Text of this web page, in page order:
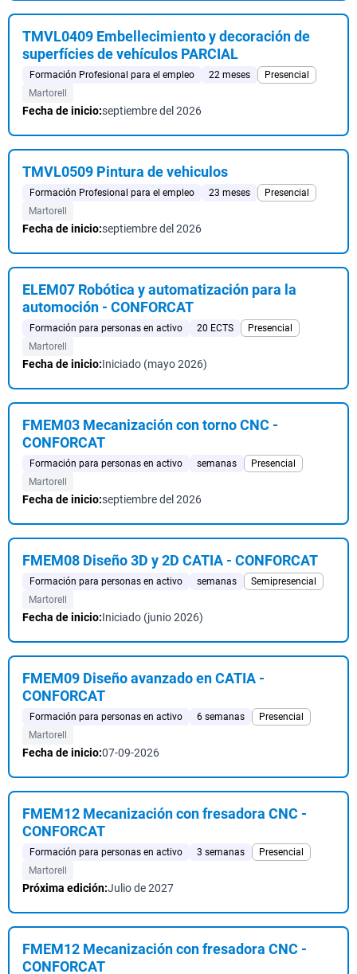
TMVL0409 Embellecimiento y decoración de
superfícies de vehículos PARCIAL
Formación Profesional para el empleo 22 meses
Presencial
Martorell
Fecha de inicio:septiembre del 2026
TMVL0509 Pintura de vehiculos
Formación Profesional para el empleo 23 meses
Presencial
Martorell
Fecha de inicio:septiembre del 2026
ELEM07 Robótica y automatización para la
automoción - CONFORCAT
Formación para personas en activo 20 ECTS
Presencial
Martorell
Fecha de inicio:Iniciado (mayo 2026)
FMEM03 Mecanización con torno CNC -
CONFORCAT
Formación para personas en activo semanas
Presencial
Martorell
Fecha de inicio:septiembre del 2026
FMEM08 Diseño 3D y 2D CATIA - CONFORCAT
Formación para personas en activo semanas
Semipresencial
Martorell
Fecha de inicio:Iniciado (junio 2026)
FMEM09 Diseño avanzado en CATIA -
CONFORCAT
Formación para personas en activo 6 semanas
Presencial
Martorell
Fecha de inicio:07-09-2026
FMEM12 Mecanización con fresadora CNC -
CONFORCAT
Formación para personas en activo 3 semanas
Presencial
Martorell
Próxima edición:Julio de 2027
FMEM12 Mecanización con fresadora CNC -
CONFORCAT